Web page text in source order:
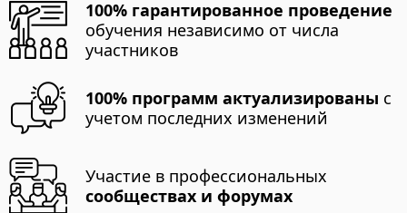
100% гарантированное проведение
обучения независимо от числа
участников
100% программ актуализированы с
учетом последних изменений
Участие в профессиональных
сообществах и форумах